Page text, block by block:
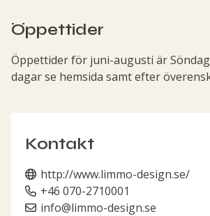
Öppettider
Öppettider för juni-augusti är
dagar se hemsida samt efter
Kontakt
http://www.limmo-design.se/
+46 070-2710001
info@limmo-design.se